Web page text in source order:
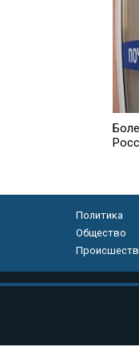
Политика
Общество
массовых